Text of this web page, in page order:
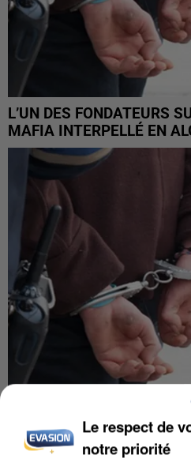
L’UN DES FONDATEURS
MAFIA INTERPELLÉ EN
UN SECOND CADRE DE
INTERPELLÉ EN ALGÉRIE
Le respect de
notre priorité